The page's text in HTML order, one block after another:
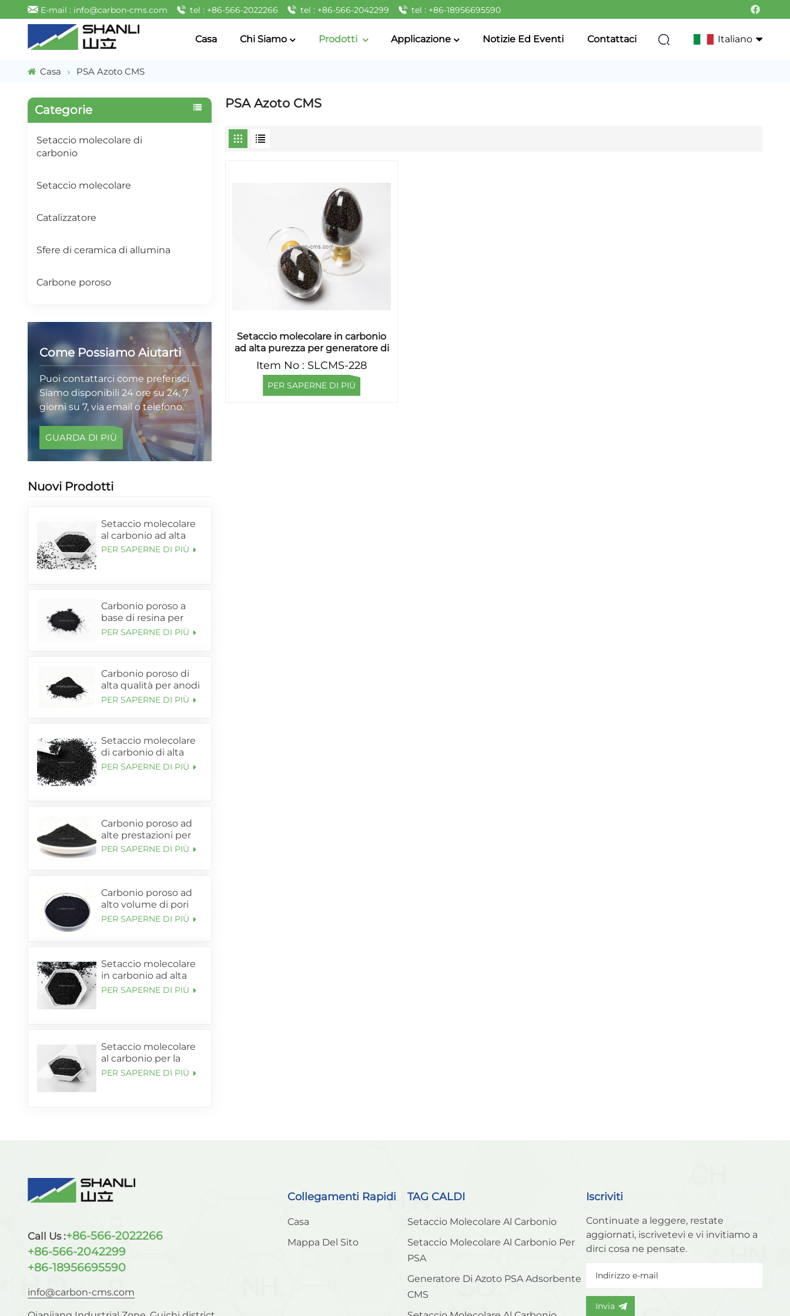
E-mail : info@carbon-cms.com tel : +86-566-2022266 tel : +86-566-2042299 tel : +86-18956695590
Casa Chi Siamo Prodotti Applicazione Notizie Ed Eventi Contattaci Italiano
Casa PSA Azoto CMS
Categorie
Setaccio molecolare di
carbonio
Setaccio molecolare
Catalizzatore
Sfere di ceramica di allumina
Carbone poroso
Come Possiamo Aiutarti
Puoi contattarci come preferisci.
Siamo disponibili 24 ore su 24, 7
giorni su 7, via email o telefono.
GUARDA DI PIÙ
Nuovi Prodotti
Setaccio molecolare
al carbonio ad alta
purezza per
PER SAPERNE DI PIÙ
Carbonio poroso a
base di resina per
supporto anodico in
PER SAPERNE DI PIÙ
Carbonio poroso di
alta qualità per anodi
al silicio-carbonio (SL-
PER SAPERNE DI PIÙ
Setaccio molecolare
di carbonio di alta
qualità (CMS) SHANLI
PER SAPERNE DI PIÙ
Carbonio poroso ad
alte prestazioni per
anodo silicio-
PER SAPERNE DI PIÙ
Carbonio poroso ad
alto volume di pori
per supporto
PER SAPERNE DI PIÙ
Setaccio molecolare
in carbonio ad alta
purezza 99,9995%
PER SAPERNE DI PIÙ
Setaccio molecolare
al carbonio per la
purificazione
PER SAPERNE DI PIÙ
PSA Azoto CMS
Setaccio molecolare in carbonio
ad alta purezza per generatore di
azoto
Item No : SLCMS-228
PER SAPERNE DI PIÙ
Call Us :+86-566-2022266
+86-566-2042299
+86-18956695590
info@carbon-cms.com
Collegamenti Rapidi
Casa
Mappa Del Sito
TAG CALDI
Setaccio Molecolare Al Carbonio
Setaccio Molecolare Al Carbonio Per
PSA
Generatore Di Azoto PSA Adsorbente
CMS
Iscriviti
Continuate a leggere, restate
aggiornati, iscrivetevi e vi invitiamo a
dirci cosa ne pensate.
Invia